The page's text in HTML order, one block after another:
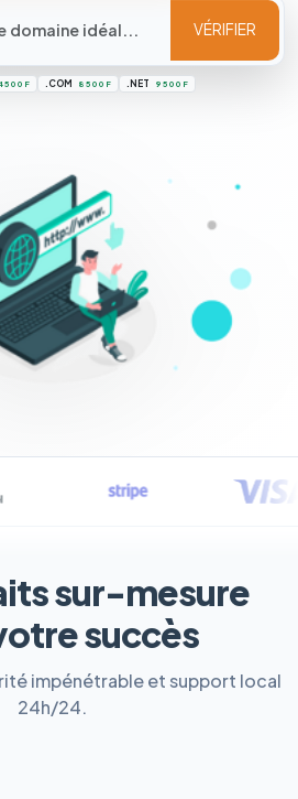
VÉRIFIER
500 F .COM 8 500 F .NET 9 500 F
sur-mesure
succès
impénétrable et support local
24h/24.